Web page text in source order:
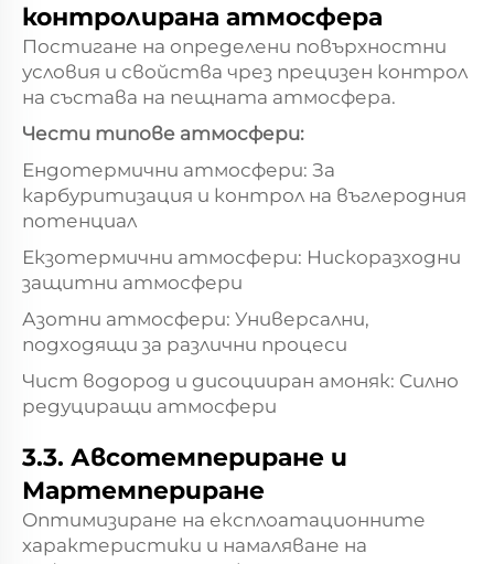
контролирана атмосфера
Постигане на определени повърхностни
условия и свойства чрез прецизен контрол
на състава на пещната атмосфера.
Чести типове атмосфери:
Ендотермични атмосфери: За
карбуритизация и контрол на въглеродния
потенциал
Екзотермични атмосфери: Нискоразходни
защитни атмосфери
Азотни атмосфери: Универсални,
подходящи за различни процеси
Чист водород и дисоцииран амоняк: Силно
редуциращи атмосфери
3.3. Авсотемпериране и
Мартемпериране
Оптимизиране на експлоатационните
характеристики и намаляване на